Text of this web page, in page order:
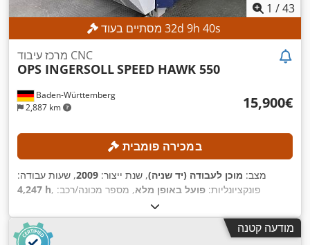
1 /43
32d 9h 38s
Baden-Württemberg
2,887 km
מרכז עיבוד CNC
OPS INGERSOLLSPEED HAWK 550
‏15,900 ‏€
במכירה פומבית
מצב: מוכן לעבודה (יד שניה), שנת ייצור: 2009, שעות עבודה:
4,247 h
, פונקציונליות: פועל באופן מלא, מספר מכונה/רכב:
מ"מ, מרחק תנועה ציר Z: 400 מ"מ, מהירות ציר (מקסימלית):
מודעה קטנה